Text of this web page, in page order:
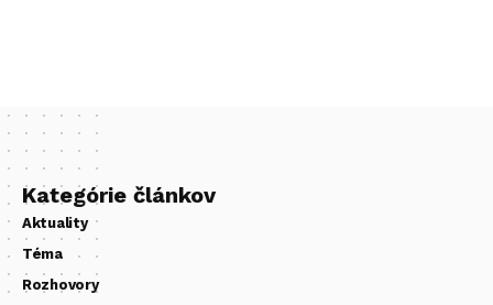
Kategórie článkov
Aktuality
Téma
Rozhovory